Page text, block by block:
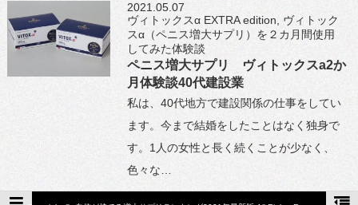
2021.05.07
ヴィトックスα EXTRA edition
ヴィトック
スα（ペニス増大サプリ）を２カ月間使用
してみた体験談
ペニス増大サプリ ヴィトックスa2か
月体験談40代建設業
私は、40代地方で建設関係の仕事をしてい
ます。今まで結婚をしたことはなく独身で
す。1人の女性と長く続くことが少なく、
色々な…